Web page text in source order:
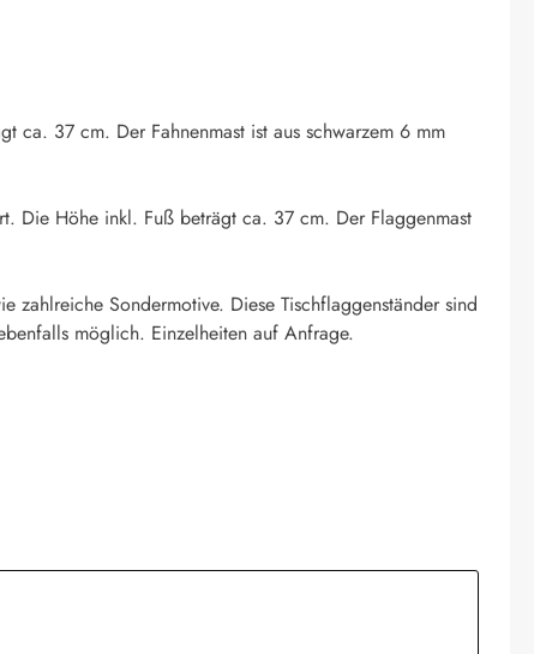
ca. 37 cm. Der Fahnenmast ist aus schwarzem 6 mm
Die Höhe inkl. Fuß beträgt ca. 37 cm. Der Flaggenmast
zahlreiche Sondermotive. Diese Tischflaggenständer sind
möglich. Einzelheiten auf Anfrage.